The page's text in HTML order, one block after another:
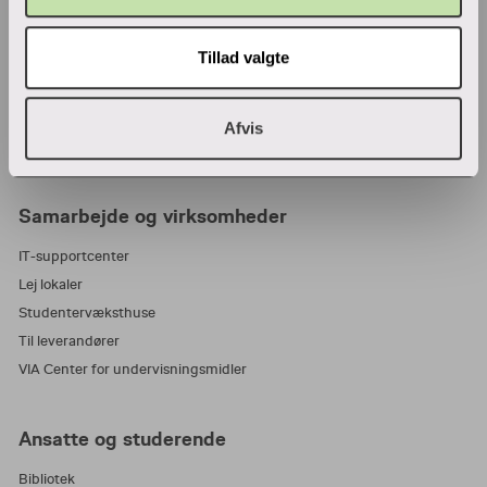
Tillad valgte
Afvis
Find en medarbejder
Parkering
Samarbejde og virksomheder
IT-supportcenter
Lej lokaler
Studentervæksthuse
Til leverandører
VIA Center for undervisningsmidler
Ansatte og studerende
Bibliotek